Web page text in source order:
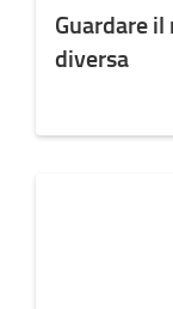
Guardare
diversa